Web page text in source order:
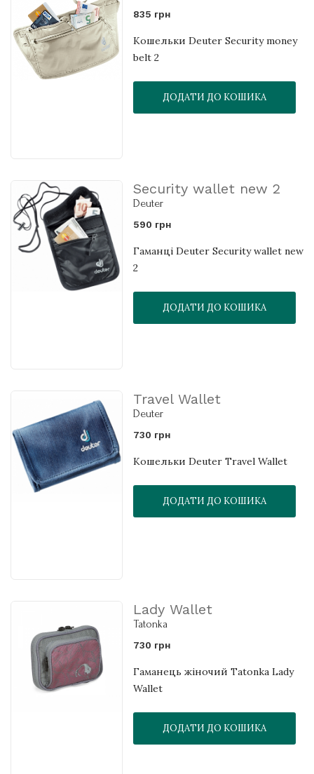
835 грн
Кошельки Deuter Security money
belt 2
ДОДАТИ ДО КОШИКА
Security wallet new 2
Deuter
590 грн
Гаманці Deuter Security wallet new
2
ДОДАТИ ДО КОШИКА
Travel Wallet
Deuter
730 грн
Кошельки Deuter Travel Wallet
ДОДАТИ ДО КОШИКА
Lady Wallet
Tatonka
730 грн
Гаманець жіночий Tatonka Lady
Wallet
ДОДАТИ ДО КОШИКА